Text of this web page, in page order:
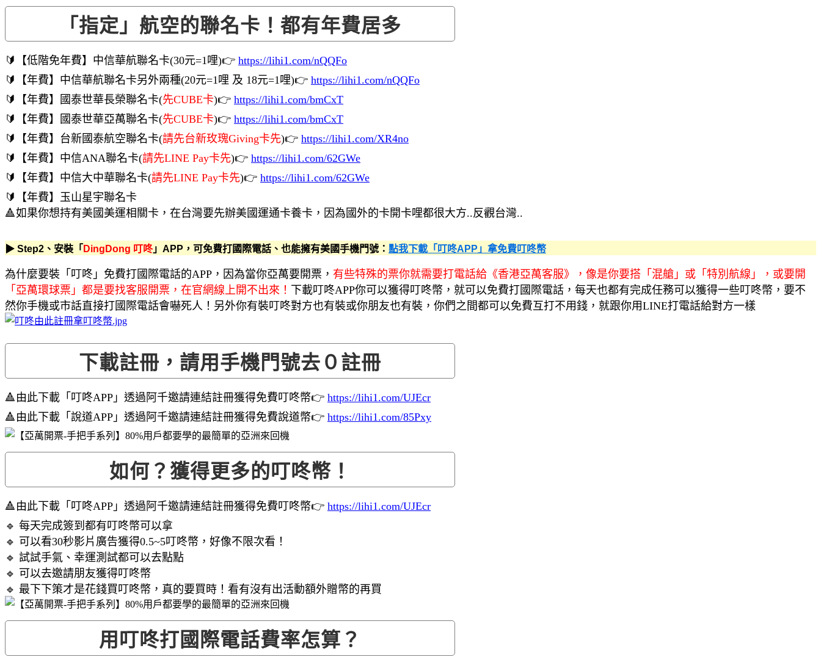
「指定」航空的聯名卡！都有年費居多
🔰【低階免年費】中信華航聯名卡(30元=1哩)👉 https://lihi1.com/nQQFo
🔰【年費】中信華航聯名卡另外兩種(20元=1哩 及 18元=1哩)👉 https://lihi1.com/nQQFo
🔰【年費】國泰世華長榮聯名卡(先CUBE卡)👉 https://lihi1.com/bmCxT
🔰【年費】國泰世華亞萬聯名卡(先CUBE卡)👉 https://lihi1.com/bmCxT
🔰【年費】台新國泰航空聯名卡(請先台新玫瑰Giving卡先)👉 https://lihi1.com/XR4no
🔰【年費】中信ANA聯名卡(請先LINE Pay卡先)👉 https://lihi1.com/62GWe
🔰【年費】中信大中華聯名卡(請先LINE Pay卡先)👉 https://lihi1.com/62GWe
🔰【年費】玉山星宇聯名卡
🔺如果你想持有美國美運相關卡，在台灣要先辦美國運通卡養卡，因為國外的卡開卡哩都很大方..反觀台灣..
▶ Step2、安裝「 DingDong 叮咚」APP，可免費打國際電話、也能擁有美國手機門號： 點我下載「叮咚APP」拿免費叮咚幣
為什麼要裝「叮咚」免費打國際電話的APP，因為當你亞萬要開票， 有些特殊的票你就需要打電話給《香港亞萬客服》，像是你要搭「混艙」或「特別航線」，或要開
「亞萬環球票」都是要找客服開票，在官網線上開不出來！ 下載叮咚APP你可以獲得叮咚幣，就可以免費打國際電話，每天也都有完成任務可以獲得一些叮咚幣，要不
然你手機或市話直接打國際電話會嚇死人！另外你有裝叮咚對方也有裝或你朋友也有裝，你們之間都可以免費互打不用錢，就跟你用LINE打電話給對方一樣
下載註冊，請用手機門號去０註冊
🔺由此下載「叮咚APP」透過阿千邀請連結註冊獲得免費叮咚幣👉 https://lihi1.com/UJEcr
🔺由此下載「說道APP」透過阿千邀請連結註冊獲得免費說道幣👉 https://lihi1.com/85Pxy
如何？獲得更多的叮咚幣！
🔺由此下載「叮咚APP」透過阿千邀請連結註冊獲得免費叮咚幣👉 https://lihi1.com/UJEcr
🔹 每天完成簽到都有叮咚幣可以拿
🔹 可以看30秒影片廣告獲得0.5~5叮咚幣，好像不限次看！
🔹 試試手氣、幸運測試都可以去點點
🔹 可以去邀請朋友獲得叮咚幣
🔹 最下下策才是花錢買叮咚幣，真的要買時！看有沒有出活動額外贈幣的再買
用叮咚打國際電話費率怎算？